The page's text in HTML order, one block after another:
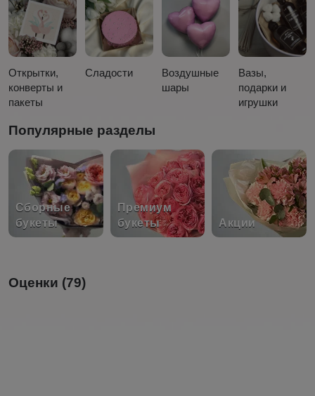
Открытки,
конверты и
пакеты
Сладости
Воздушные
шары
Вазы,
подарки и
игрушки
Популярные разделы
Сборные
букеты
Премиум
букеты
Акции
Оценки (79)